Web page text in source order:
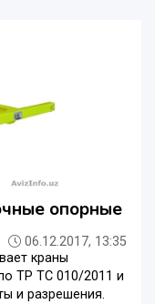
опорные
06.12.2017, 13:35
краны
ТР ТС 010/2011 и
и разрешения.